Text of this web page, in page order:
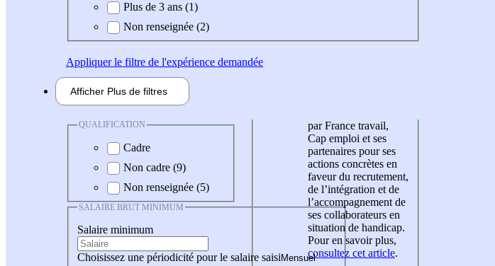
Plus de 3 ans (1)
Non renseignée (2)
Appliquerle filtre de l'expérience demandée
Afficher Plus de filtres
QUALIFICATION
Cadre
Non cadre (9)
Non renseignée (5)
SALAIRE BRUT MINIMUM
Salaire minimum
Choisissez une périodicité pour le salaire saisi
par France travail,
Cap emploi et ses
partenaires pour ses
actions concrètes en
faveur du recrutement,
de l’intégration et de
l’accompagnement de
ses collaborateurs en
situation de handicap.
Pour en savoir plus,
consultez cet article.